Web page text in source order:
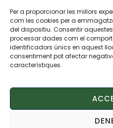
Per a proporcionar les millors
com les cookies per a
del dispositiu. Consentir
processar dades com el
identificadors únics en aquest
consentiment pot afectar
característiques.
TEXTOS LEGALS
Política de privacidad
Política de cookies
Declaración de